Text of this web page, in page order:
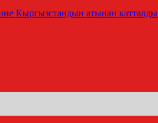
Кыргызстандын атынан катталды